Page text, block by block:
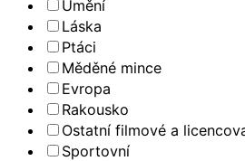
Umění
Láska
Ptáci
Měděné mince
Evropa
Rakousko
Ostatní filmové a
Sportovní